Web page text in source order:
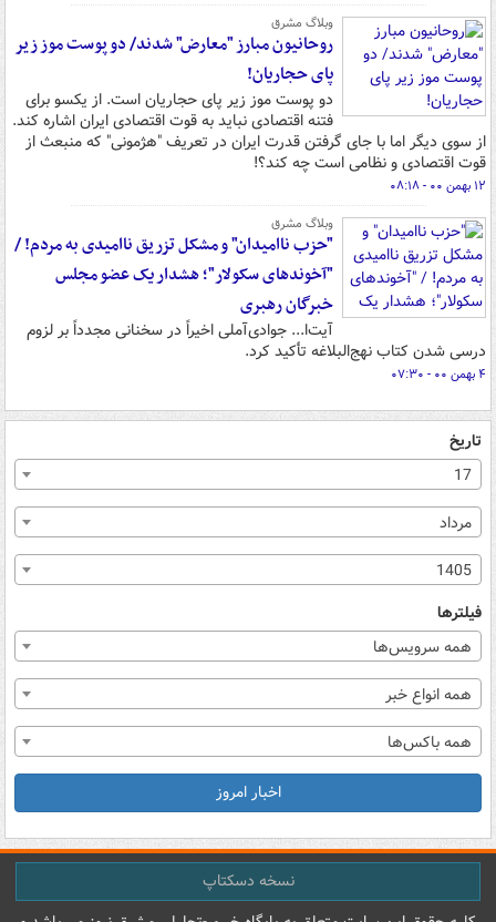
وبلاگ مشرق
روحانیون مبارز "معارض" شدند/ دو پوست موز زیر
پای حجاریان!
دو پوست موز زیر پای حجاریان است. از یکسو برای
فتنه اقتصادی نباید به قوت اقتصادی ایران اشاره کند.
از سوی دیگر اما با جای گرفتن قدرت ایران در تعریف "هژمونی" که منبعث از
قوت اقتصادی و نظامی است چه کند؟!
۱۲ بهمن ۰۰ - ۰۸:۱۸
وبلاگ مشرق
"حزب ناامیدان" و مشکل تزریق ناامیدی به مردم! /
"آخوندهای سکولار"؛ هشدار یک عضو مجلس
خبرگان رهبری
آیت‌ا... جوادی‌آملی اخیراً در سخنانی مجدداً بر لزوم
درسی شدن کتاب نهج‌البلاغه تأکید کرد.
۴ بهمن ۰۰ - ۰۷:۳۰
تاریخ
17
مرداد
1405
فیلترها
همه سرویس‌ها
همه انواع خبر
همه باکس‌ها
اخبار امروز
نسخه دسکتاپ